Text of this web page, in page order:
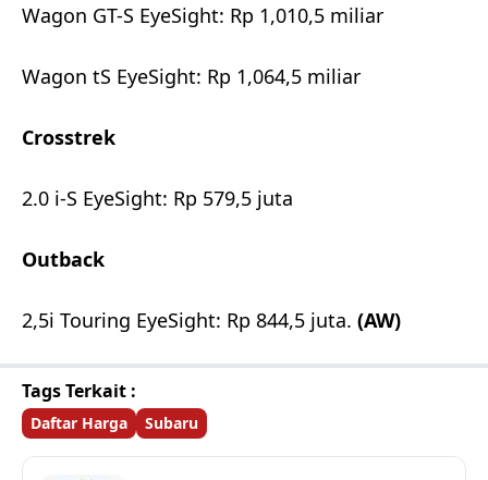
Wagon GT-S EyeSight: Rp 1,010,5 miliar
Wagon tS EyeSight: Rp 1,064,5 miliar
Crosstrek
2.0 i-S EyeSight: Rp 579,5 juta
Outback
2,5i Touring EyeSight: Rp 844,5 juta. (AW)
Tags Terkait :
Daftar Harga Subaru